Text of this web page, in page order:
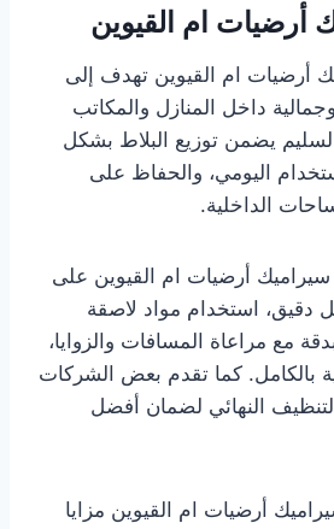
أرضيات ام القيوين
أرضيات ام القيوين تهدف إلى
داخل المنازل والمكاتب
يضمن توزيع البلاط بشكل
اليومي، والحفاظ على
الداخلية.
أرضيات ام القيوين على
استخدام مواد لاصقة
مع مراعاة المسافات والزوايا،
بالكامل. كما تقدم بعض الشركات
النهائي لضمان أفضل
أرضيات ام القيوين مزايا